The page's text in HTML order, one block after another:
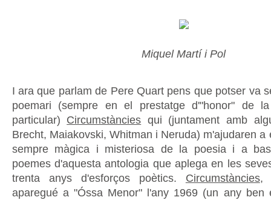
Miquel Martí i Pol
I ara que parlam de Pere Quart pens que potser va
poemari (sempre en el prestatge d'"honor" de
particular) Circumstàncies qui (juntament amb
Brecht, Maiakovski, Whitman i Neruda) m'ajudaren a
sempre màgica i misteriosa de la poesia i a
poemes d'aquesta antologia que aplega en les
trenta anys d'esforços poètics. Circumstàncies,
aparegué a "Óssa Menor" l'any 1969 (un any ben